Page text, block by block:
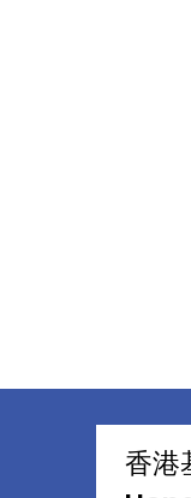
香港